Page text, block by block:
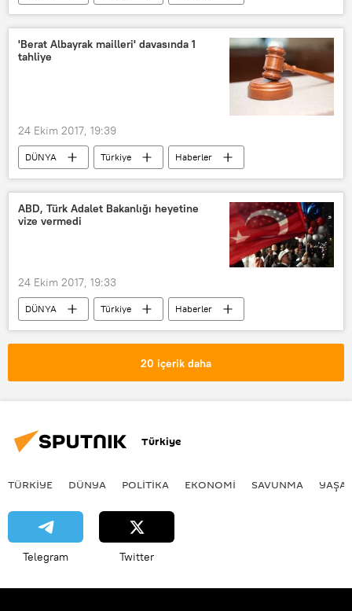
'Berat Albayrak mailleri' davasında 1
tahliye
24 Ekim 2017, 19:39
DÜNYA Türkiye
Haberler
TÜRKİYE
Ömer Çelik
Berat Albayrak
Tunca Öğreten
Mahir Kanaat
ABD, Türk Adalet Bakanlığı heyetine
vize vermedi
24 Ekim 2017, 19:33
DÜNYA Türkiye
Haberler
ABD
TÜRKİYE
20 içerik daha
Türkiye
TÜRKIYE DÜNYA POLİTİKA EKONOMİ SAVUNMA
Telegram Twitter